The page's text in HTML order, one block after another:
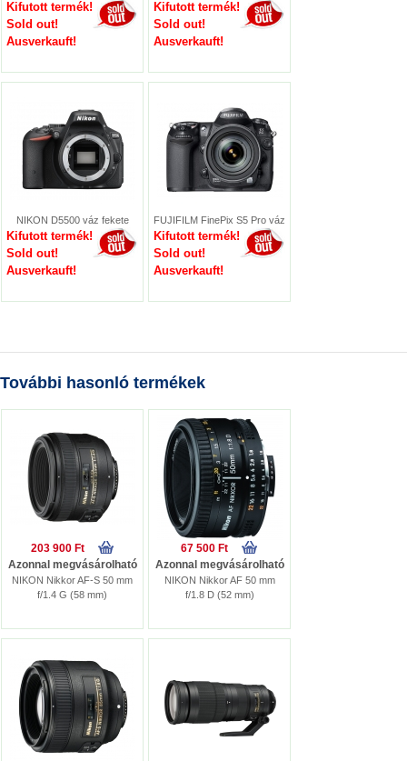
Kifutott termék!
Sold out!
Ausverkauft!
Kifutott termék!
Sold out!
Ausverkauft!
NIKON D5500 váz fekete
Kifutott termék!
Sold out!
Ausverkauft!
FUJIFILM FinePix S5 Pro váz
Kifutott termék!
Sold out!
Ausverkauft!
További hasonló termékek
203 900 Ft
Azonnal megvásárolható
NIKON Nikkor AF-S 50 mm
f/1.4 G (58 mm)
67 500 Ft
Azonnal megvásárolható
NIKON Nikkor AF 50 mm
f/1.8 D (52 mm)